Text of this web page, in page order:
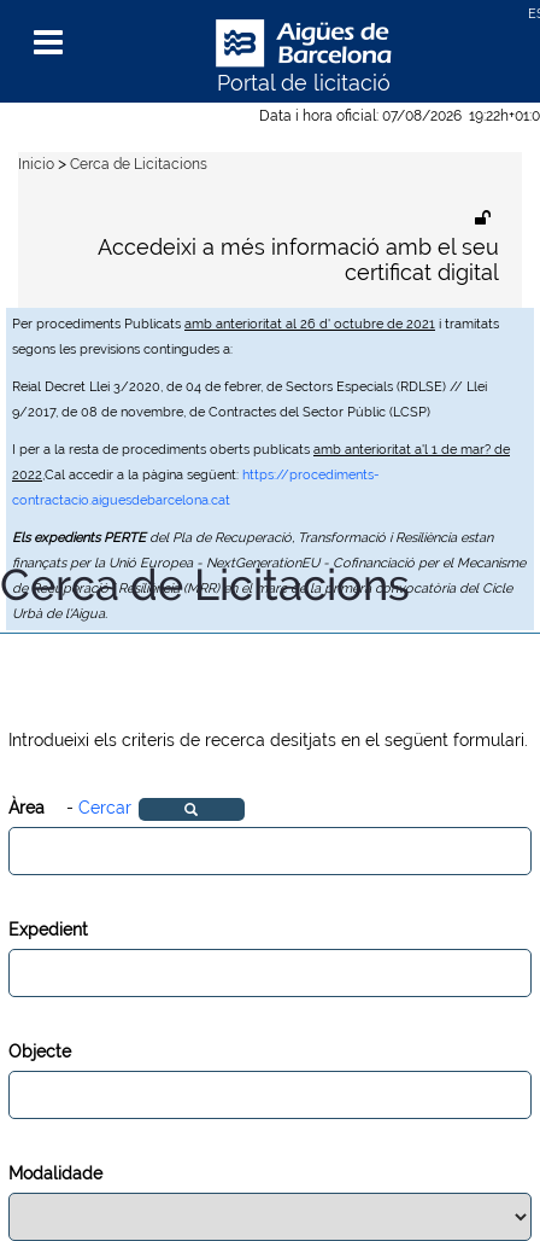
Data i hora oficial: 07/08/2026 19:22h
Per procediments Publicats amb anterioritat al 26 d' octubre de 2021 i tramitats
segons les previsions contingudes a:
Reial Decret Llei 3/2020, de 04 de febrer, de Sectors Especials (RDLSE) // Llei
9/2017, de 08 de novembre, de Contractes del Sector Públic (LCSP)
I per a la resta de procediments oberts publicats amb anterioritat a'l 1 de mar? de
2022,Cal accedir a la pàgina següent: https://procediments-
contractacio.aiguesdebarcelona.cat
Els expedients PERTEdel Pla de Recuperació, Transformació i Resiliència estan
finançats per la Unió Europea - NextGenerationEU - Cofinanciació per el Mecanisme
de Recuperació i Resiliència (MRR) en el marc de la primera convocatòria del Cicle
Urbà de l'Aigua.
Portal de licitació
Menu
Accedeixi a més informació amb el seu
certificat digital
Inicio > Cerca de Licitacions
Cerca de Licitacions
Introdueixi els criteris de recerca desitjats en el següent formulari.
Àrea - Cercar
Expedient
Objecte
Modalidade